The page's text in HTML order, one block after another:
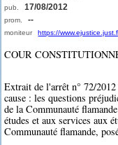
pub. 17/08/2012
prom. --
moniteur https://
COUR
Extrait de l'arrêt n° 72/
cause : les questions
de la Communauté
études et aux services aux
Communauté flamande,